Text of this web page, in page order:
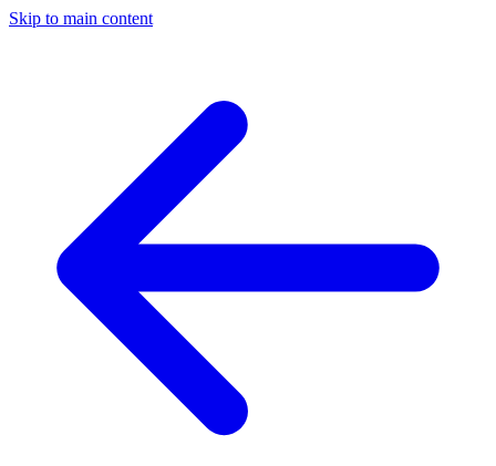
Skip to main content